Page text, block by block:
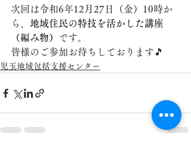
次回は令和6年12月27日（金）10時か
ら、 地域住民の特技を活かした講座
（編み物）
です。
皆様のご参加お待ちしております🎵
児玉地域包括支援センター